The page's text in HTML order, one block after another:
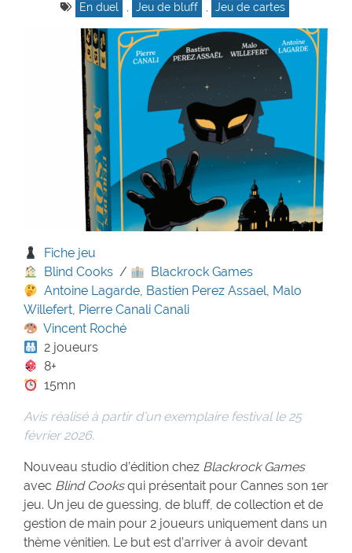
En duel , Jeu de bluff , Jeu de cartes
Fiche jeu
Blind Cooks /
Blackrock Games
Antoine Lagarde, Bastien Perez Assael, Malo
Willefert, Pierre Canali Canali
Vincent Roché
2 joueurs
8+
15mn
Avis réalisé à partir d’un exemplaire festival le 25
février 2026.
Nouveau studio d’édition chez Blackrock Games
avec Blind Cooksqui présentait pour Cannes son 1er
jeu. Un jeu de guessing, de bluff, de collection et de
gestion de main pour 2 joueurs uniquement dans un
thème vénitien. Le but est d’arriver à avoir devant